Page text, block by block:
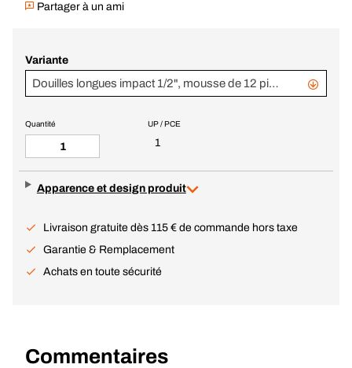
Partager à un ami
Variante
Douilles longues impact 1/2", mousse de 12 pièces
UP / PCE
1
Quantité
Apparence et design produit
Livraison gratuite dès 115 € de commande hors taxe
Garantie & Remplacement
Achats en toute sécurité
Commentaires